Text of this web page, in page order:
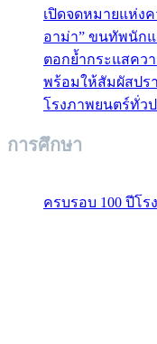
เปิดจดหมายแห่งค
อาม่า” ขนทัพนัก
ตอกย้ำกระแสคว
พร้อมให้สัมผัสปร
โรงภาพยนตร์ทั่ว
การศึกษา
ครบรอบ 100 ปีโร